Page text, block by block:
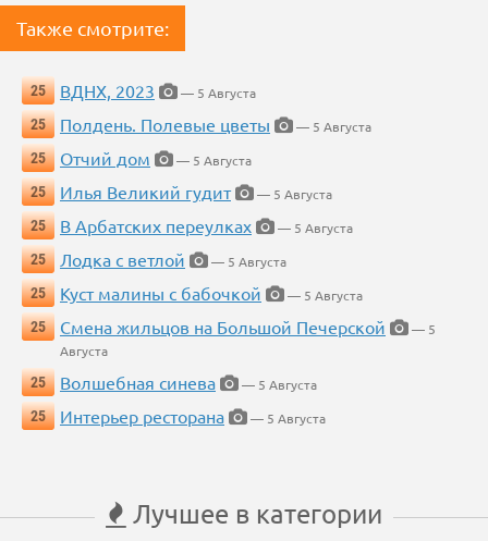
Также смотрите:
25 ВДНХ, 2023
— 5 Августа
25
Полдень. Полевые цветы
— 5 Августа
25
Отчий дом
— 5 Августа
25
Илья Великий гудит
— 5 Августа
25
В Арбатских переулках
— 5 Августа
25
Лодка с ветлой
— 5 Августа
25
Куст малины с бабочкой
— 5 Августа
25
Смена жильцов на Большой Печерской
— 5
Августа
25
Волшебная синева
— 5 Августа
25
Интерьер ресторана — 5 Августа
Лучшее в категории